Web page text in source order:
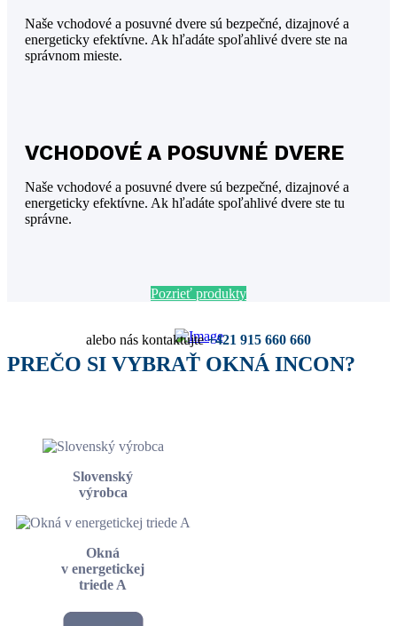
Naše vchodové a posuvné dvere sú bezpečné, dizajnové a
energeticky efektívne. Ak hľadáte spoľahlivé dvere ste na
správnom mieste.
VCHODOVÉ A POSUVNÉ DVERE
Naše vchodové a posuvné dvere sú bezpečné, dizajnové a
energeticky efektívne. Ak hľadáte spoľahlivé dvere ste tu
správne.
Pozrieť produkty
alebo nás kontaktujte+421 915 660 660
PREČO SI VYBRAŤ OKNÁ INCON?
Slovenský
výrobca
Okná
v energetickej
triede A